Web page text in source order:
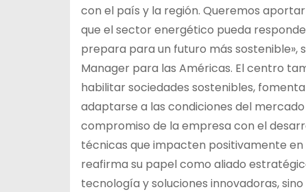
con el país y la región. Queremos
que el sector energético pueda
prepara para un futuro más sostenible»,
Manager para las Américas. El centro
habilitar sociedades sostenibles,
adaptarse a las condiciones del
compromiso de la empresa con el
técnicas que impacten positivamente
reafirma su papel como aliado
tecnología y soluciones innovadoras,